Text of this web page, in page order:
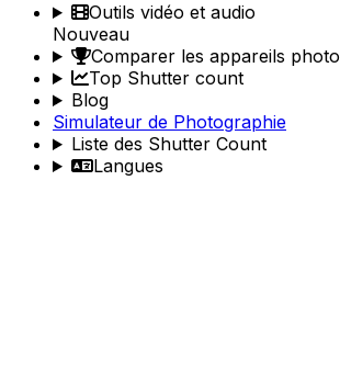
Outils vidéo et audio
Nouveau
Comparer les appareils photo
Top Shutter count
Blog
Simulateur de Photographie
Liste des Shutter Count
Langues